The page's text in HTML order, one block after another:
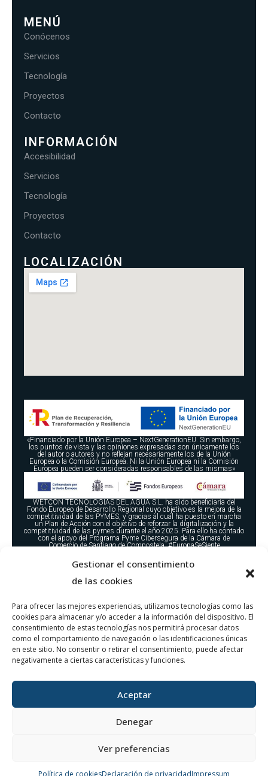
Gestionar el consentimiento
de las cookies
Para ofrecer las mejores experiencias, utilizamos tecnologías como las
cookies para almacenar y/o acceder a la información del dispositivo. El
consentimiento de estas tecnologías nos permitirá procesar datos
como el comportamiento de navegación o las identificaciones únicas
en este sitio. No consentir o retirar el consentimiento, puede afectar
negativamente a ciertas características y funciones.
Aceptar
Denegar
Ver preferencias
Política de cookiesDeclaración de privacidadImpressum
MENÚ
Conócenos
Servicios
Tecnología
Proyectos
Contacto
INFORMACIÓN
Accesibilidad
Servicios
Tecnología
Proyectos
Contacto
LOCALIZACIÓN
«Financiado por la Unión Europea – NextGenerationEU. Sin embargo,
los puntos de vista y las opiniones expresadas son únicamente los
del autor o autores y no reflejan necesariamente los de la Unión
Europea o la Comisión Europea. Ni la Unión Europea ni la Comisión
Europea pueden ser consideradas responsables de las mismas»
WETCON TECNOLOGÍAS DEL AGUA S.L. ha sido beneficiaria del
Fondo Europeo de Desarrollo Regional cuyo objetivo es la mejora de la
competitividad de las PYMES, y gracias al cual ha puesto en marcha
un Plan de Acción con el objetivo de reforzar la digitalización y la
competitividad de las pymes durante el año 2025. Para ello ha contado
con el apoyo del Programa Pyme Cibersegura de la Cámara de
Comercio de Santiago de Compostela. #EuropaSeSiente
WETCON TECNOLOGÍAS DEL AGUA S.L. ha sido beneficiaria del
Fondo Europeo de Desarrollo Regional cuyo objetivo es la mejora de la
competitividad de las PYMES, y gracias al cual ha puesto en marcha
con el apoyo del Programa Pyme Digital de la Cámara de Comercio de
Santiago de Compostela. #EuropaSeSiente
© 2026 Wetcon Tecnologías del Agua | Desarrollado por